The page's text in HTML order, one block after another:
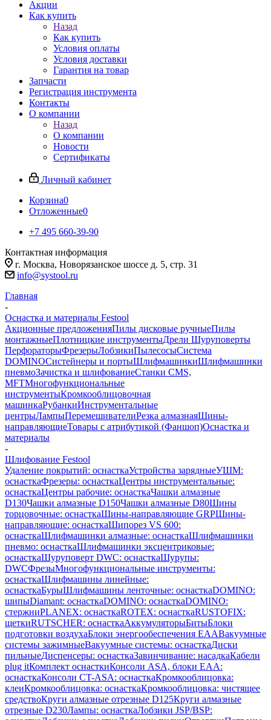
Акции
Как купить
Назад
Как купить
Условия оплаты
Условия доставки
Гарантия на товар
Запчасти
Регистрация инструмента
Контакты
О компании
Назад
О компании
Новости
Сертификаты
Личный кабинет
Корзина0
Отложенные0
+7 495 660-39-90
Контактная информация
г. Москва, Новорязанское шоссе д. 5, стр. 31
info@systool.ru
Главная
-
Оснастка и материалы Festool
Акционные предложенияПилы дисковые ручныеПилы
монтажныеПлотницкие инструментыДрели Шуруповерты
ПерфораторыФрезерыЛобзикиПылесосыСистема
DOMINOСистейнеры и портыШлифмашинкиШлифмашинки
пневмоЗачистка и шлифованиеСтанки CMS,
MFTМногофункциональные
инструментыКромкооблицовочная
машинкаРубанкиИнструментальные
центрыЛампыПеремешивателиРезка алмазнаяШины-
направляющиеТовары с атрибутикой (Фаншоп)Оснастка и
материалы
-
Шлифование Festool
Удаление покрытий: оснасткаУстройства зарядныеУШМ:
оснасткаФрезеры: оснасткаЦентры инструментальные:
оснасткаЦентры рабочие: оснасткаЧашки алмазные
D130Чашки алмазные D150Чашки алмазные D80Шины
торцовочные: оснасткаШины-направляющие GRPШины-
направляющие: оснасткаШипорез VS 600:
оснасткаШлифмашинки алмазные: оснасткаШлифмашинки
пневмо: оснасткаШлифмашинки эксцентриковые:
оснасткаШуруповерт DWC: оснасткаШурупы:
DWCФрезыМногофункциональные инструменты:
оснасткаШлифмашины линейные:
оснасткаБурыШлифмашины ленточные: оснасткаDOMINO:
шипыDiamant: оснасткаDOMINO: оснасткаDOMINO:
стержниPLANEX: оснасткаROTEX: оснасткаRUSTOFIX:
щеткиRUTSCHER: оснасткаАккумуляторыБитыБлоки
подготовки воздухаБлоки энергообеспечения EAAВакуумные
системы зажимныеВакуумные системы: оснасткаДиски
пильныеДиспенсеры: оснасткаЗавинчивание: насадкаКабели
plug itКомплект оснасткиКонсоли ASA, блоки EAA:
оснасткаКонсоли CT-ASA: оснасткаКромкооблицовка:
клеиКромкооблицовка: оснасткаКромкооблицовка: чистящее
средствоКруги алмазные отрезные D125Круги алмазные
отрезные D230Лампы: оснасткаЛобзики JSP/BSP: